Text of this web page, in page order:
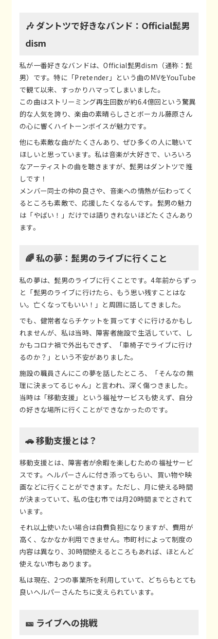
🎶 ダントツで好きなバンド：Official髭男
dism
私が一番好きなバンドは、Official髭男dism（通称：髭
男）です。特に「Pretender」という曲のMVをYouTube
で観て以来、すっかりハマってしまいました。
この曲はストリーミング再生回数が約6.4億回という驚異
的な人気を誇り、楽曲の素晴らしさとボーカル藤原さん
の心に響くハイトーンボイスが魅力です。
他にも素敵な曲がたくさんあり、ぜひ多くの人に聴いて
ほしいと思っています。私は音楽が大好きで、いろいろ
なアーティストの曲を聴きますが、髭男はダントツで推
しです！
メンバー同士の仲の良さや、音楽への情熱が伝わってく
るところも素敵で、応援したくなるんです。髭男の魅力
は「やばい！」だけでは語りきれないほどたくさんあり
ます。
🌈 私の夢：髭男のライブに行くこと
私の夢は、髭男のライブに行くことです。4年前からずっ
と「髭男のライブに行けたら、もう思い残すことはな
い。亡くなってもいい！」と周囲に話してきました。
でも、健常者ならチケットを買ってすぐに行けるかもし
れませんが、私は当時、障害者施設で生活していて、し
かもコロナ禍で外出もできず、「車椅子でライブに行け
るのか？」という不安がありました。
施設の職員さんにこの夢を話したところ、「そんなの無
理に決まってるじゃん」と言われ、深く傷つきました。
当時は「移動支援」という福祉サービスも使えず、自分
の好きな場所に行くことができなかったのです。
🚗 移動支援とは？
移動支援とは、障害者が余暇を楽しむための福祉サービ
スです。ヘルパーさんに付き添ってもらい、買い物や映
画などに行くことができます。ただし、月に使える時間
が決まっていて、私の住む市では月20時間までとされて
います。
それ以上使いたい場合は自費負担になりますが、費用が
高く、なかなか利用できません。市町村によって制度の
内容は異なり、30時間使えるところもあれば、ほとんど
使えない市もあります。
私は現在、2つの事業所を利用していて、どちらもとても
良いヘルパーさんたちに支えられています。
🎫 ライブへの挑戦